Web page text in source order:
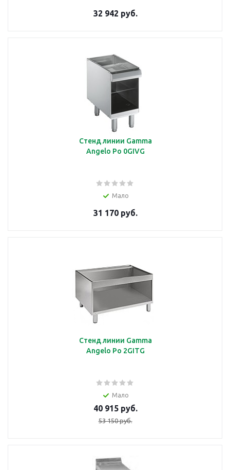
32 942 руб.
Стенд линии Gamma
Angelo Po 0GIVG
Мало
31 170 руб.
Стенд линии Gamma
Angelo Po 2GITG
Мало
40 915 руб.
53 150 руб.